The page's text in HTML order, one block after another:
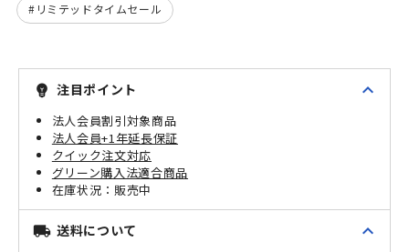
リミテッドタイムセール
emoji_objects 注目ポイント expand_less
法人会員割引対象商品
法人会員+1年延長保証
クイック注文対応
グリーン購入法適合商品
販売中
local_shipping 送料について expand_less